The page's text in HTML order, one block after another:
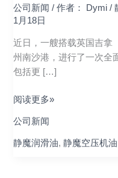
公司新闻 / 作者： Dymi/
1月18日
近日，一艘搭载英国吉拿
州南沙港，进行了一次全
包括更 […]
际
助
力
英
国
娜
动
机
阅读更多»
公司新闻
静魔润滑油,静魔空压机油